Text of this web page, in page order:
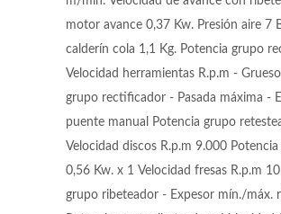
motor avance 0,37 Kw. Presión aire 7
calderín cola 1,1 Kg. Potencia grupo
Velocidad herramientas R.p.m -
grupo rectificador - Pasada máxima -
puente manual Potencia grupo
Velocidad discos R.p.m 9.000
0,56 Kw. x 1 Velocidad fresas R.p.m
grupo ribeteador - Expesor mín./máx.